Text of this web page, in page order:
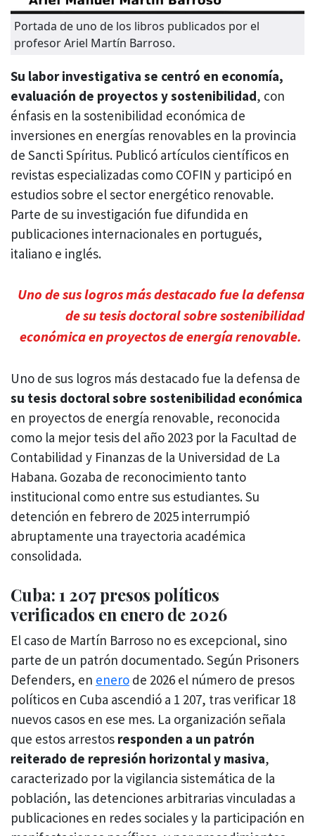
Portada de uno de los libros publicados por el
profesor Ariel Martín Barroso.
Su labor investigativa se centró en economía,
evaluación de proyectos y sostenibilidad, con
énfasis en la sostenibilidad económica de
inversiones en energías renovables en la provincia
de Sancti Spíritus. Publicó artículos científicos en
revistas especializadas como COFIN y participó en
estudios sobre el sector energético renovable.
Parte de su investigación fue difundida en
publicaciones internacionales en portugués,
italiano e inglés.
Uno de sus logros más destacado fue la defensa
de su tesis doctoral sobre sostenibilidad
económica en proyectos de energía renovable.
Uno de sus logros más destacado fue la defensa de
su tesis doctoral sobre sostenibilidad económica
en proyectos de energía renovable, reconocida
como la mejor tesis del año 2023 por la Facultad de
Contabilidad y Finanzas de la Universidad de La
Habana. Gozaba de reconocimiento tanto
institucional como entre sus estudiantes. Su
detención en febrero de 2025 interrumpió
abruptamente una trayectoria académica
consolidada.
Cuba: 1 207 presos políticos
verificados en enero de 2026
El caso de Martín Barroso no es excepcional, sino
parte de un patrón documentado. Según Prisoners
Defenders, en enero de 2026 el número de presos
políticos en Cuba ascendió a 1 207, tras verificar 18
nuevos casos en ese mes. La organización señala
que estos arrestos responden a un patrón
reiterado de represión horizontal y masiva,
caracterizado por la vigilancia sistemática de la
población, las detenciones arbitrarias vinculadas a
publicaciones en redes sociales y la participación en